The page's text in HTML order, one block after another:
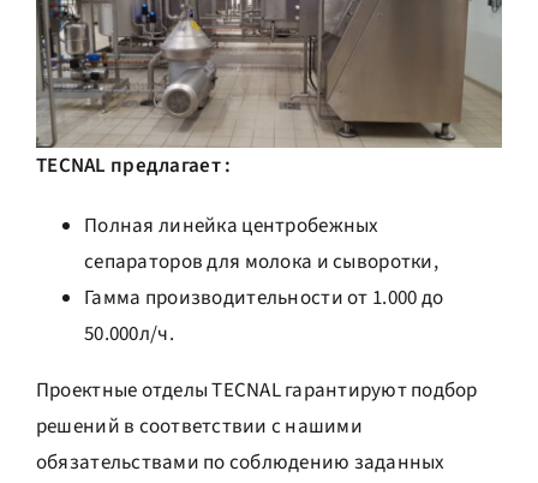
TECNAL предлагает :
Полная линейка центробежных
сепараторов для молока и сыворотки,
Гамма производительности от 1.000 до
50.000л/ч.
Проектные отделы TECNAL гарантируют подбор
решений в соответствии с нашими
обязательствами по соблюдению заданных